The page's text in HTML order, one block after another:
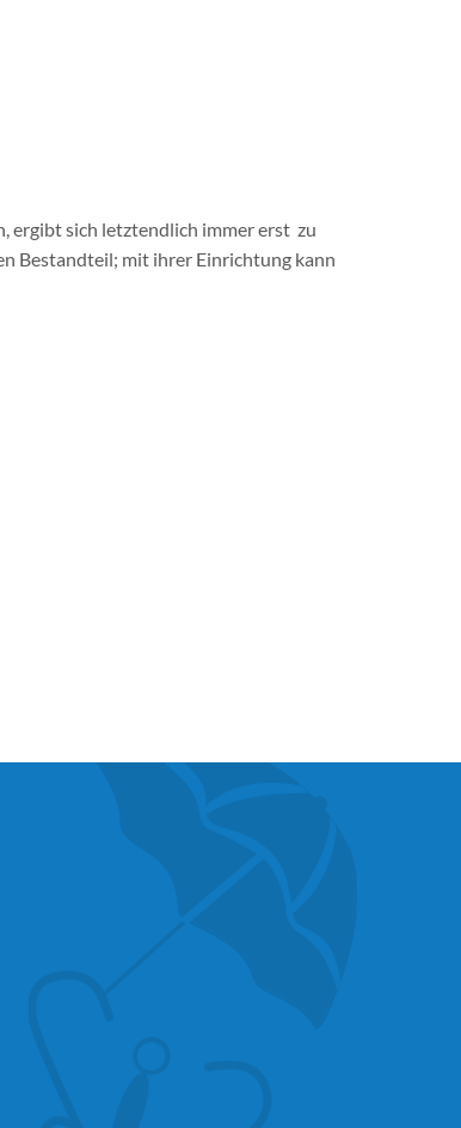
ergibt sich letztendlich immer erst zu
Bestandteil; mit ihrer Einrichtung kann